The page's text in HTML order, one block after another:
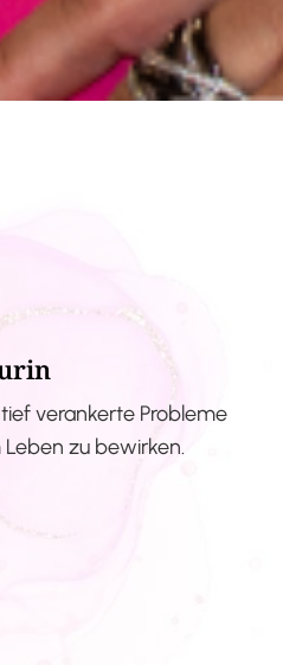
verankerte Probleme
zu bewirken.